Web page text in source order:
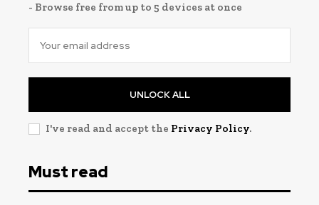
- Browse free from up to 5 devices at once
UNLOCK ALL
I've read and accept the Privacy Policy.
Must read